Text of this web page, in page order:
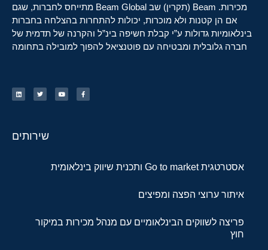
מכירות. Beam (תקרין) שב Beam Global מתייחס לחברות, שגם
אם הן קטנות ולא מוכרות, יכולות להתחרות בהצלחה בחברות
בינלאומיות גדולות ע”י קבלת חשיפה בינ”ל והקרנה של תדמית של
חברה גלובלית ומבטיחה עם פוטנציאל להפוך למובילה בתחומה
שירותים
אסטרטגית Go to market ותכנית שיווק בינלאומית
איתור ערוצי הפצה ומפיצים
פריצה לשווקים הבינלאומיים עם מנהל מכירות במיקור
חוץ